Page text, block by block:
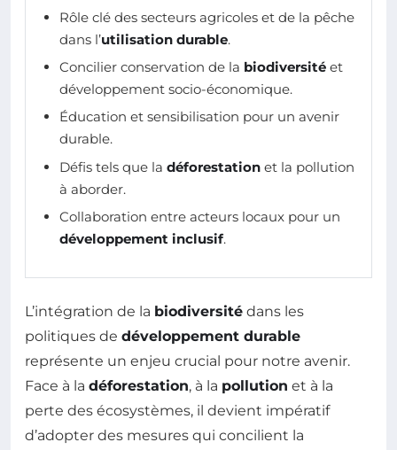
Rôle clé des secteurs agricoles et de la pêche
dans l’utilisation durable.
Concilier conservation de la biodiversité et
développement socio-économique.
Éducation et sensibilisation pour un avenir
durable.
Défis tels que la déforestation et la pollution
à aborder.
Collaboration entre acteurs locaux pour un
développement inclusif.
L’intégration de la biodiversité dans les
politiques de développement durable
représente un enjeu crucial pour notre avenir.
Face à la déforestation, à la pollution et à la
perte des écosystèmes, il devient impératif
d’adopter des mesures qui concilient la